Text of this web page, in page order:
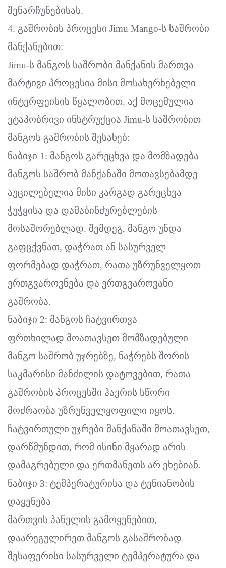
შენარჩუნებისას.
4. გაშრობის პროცესი Jimu Mango-ს საშრობი
მანქანებით:
Jimu-ს მანგოს საშრობი მანქანის მართვა
მარტივი პროცესია მისი მოსახერხებელი
ინტერფეისის წყალობით. აქ მოცემულია
ეტაპობრივი ინსტრუქცია Jimu-ს საშრობით
მანგოს გაშრობის შესახებ:
ნაბიჯი 1: მანგოს გარეცხვა და მომზადება
მანგოს საშრობ მანქანაში მოთავსებამდე
აუცილებელია მისი კარგად გარეცხვა
ჭუჭყისა და დამაბინძურებლების
მოსაშორებლად. შემდეგ, მანგო უნდა
გაფცქვნათ, დაჭრათ ან სასურველ
ფორმებად დაჭრათ, რათა უზრუნველყოთ
ერთგვაროვნება და ერთგვაროვანი
გაშრობა.
ნაბიჯი 2: მანგოს ჩატვირთვა
ფრთხილად მოათავსეთ მომზადებული
მანგო საშრობ უჯრებზე, ნაჭრებს შორის
საკმარისი მანძილის დატოვებით, რათა
გაშრობის პროცესში ჰაერის სწორი
მოძრაობა უზრუნველყოფილი იყოს.
ჩატვირთული უჯრები მანქანაში მოათავსეთ,
დარწმუნდით, რომ ისინი მყარად არის
დამაგრებული და ერთმანეთს არ ეხებიან.
ნაბიჯი 3: ტემპერატურისა და ტენიანობის
დაყენება
მართვის პანელის გამოყენებით,
დაარეგულირეთ მანგოს გასაშრობად
შესაფერისი სასურველი ტემპერატურა და